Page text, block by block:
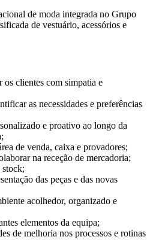
de moda integrada no Grupo
de vestuário, acessórios e
os clientes com simpatia e
as necessidades e preferências
e proativo ao longo da
de venda, caixa e provadores;
na receção de mercadoria;
stock;
das peças e das novas
acolhedor, organizado e
elementos da equipa;
de melhoria nos processos e rotinas